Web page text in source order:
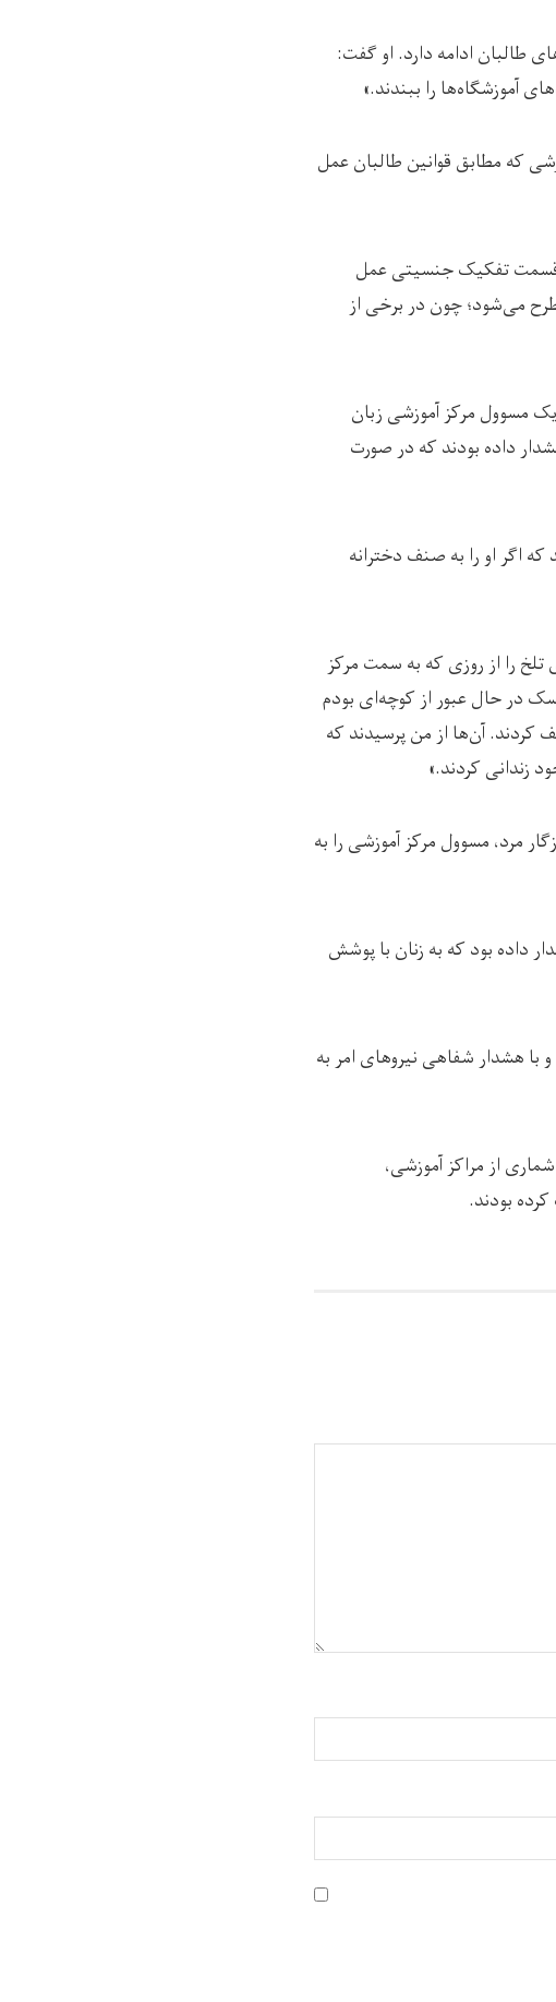
طالبان ادامه دارد. او گفت:
آموزشگاه‌ها را ببندند.»
که مطابق قوانین طالبان عمل
قسمت تفکیک جنسیتی عمل
می‌شود؛ چون در برخی از
مسوول مرکز آموزشی زبان
داده‌ بودند که در صورت
اگر او را به صنف دخترانه
تلخ را از روزی که به سمت مرکز
در حال عبور از کوچه‌ای بودم
کردند. آن‌ها از من پرسیدند که
زندانی کردند.»
مرد، مسوول مرکز آموزشی را به
داده بود که به زنان با پوشش
هشدار شفاهی نیروهای امر به
گذشته با یورش به شماری از مراکز آموزشی،
بودند.